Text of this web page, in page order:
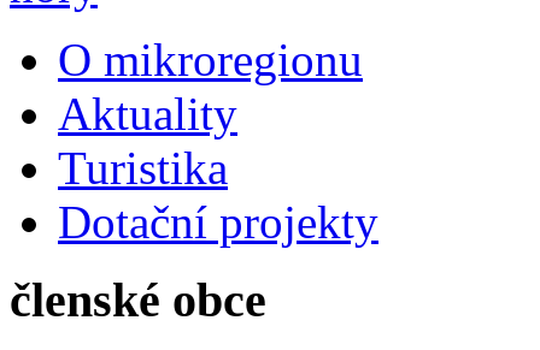
O mikroregionu
Aktuality
Turistika
Dotační projekty
členské obce